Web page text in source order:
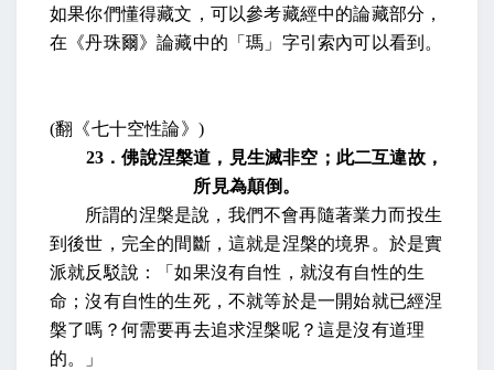
如果你們懂得藏文，可以參考藏經中的論藏部分，
在《丹珠爾》論藏中的「瑪」字引索內可以看到。
(翻《七十空性論》 )
23 ．佛說涅槃道，見生滅非空；此二互違故，
所見為顛倒。
所謂的涅槃是說，我們不會再隨著業力而投生
到後世，完全的間斷，這就是涅槃的境界。於是實
派就反駁說：「如果沒有自性，就沒有自性的生
命；沒有自性的生死，不就等於是一開始就已經涅
槃了嗎？何需要再去追求涅槃呢？這是沒有道理
的。」